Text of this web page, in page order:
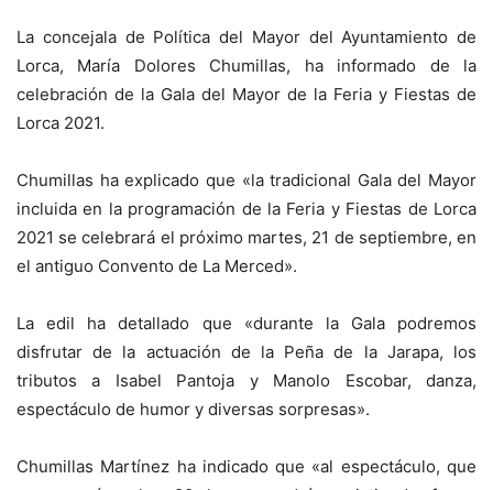
La concejala de Política del Mayor del Ayuntamiento de
Lorca, María Dolores Chumillas, ha informado de la
celebración de la Gala del Mayor de la Feria y Fiestas de
Lorca 2021.
Chumillas ha explicado que «la tradicional Gala del Mayor
incluida en la programación de la Feria y Fiestas de Lorca
2021 se celebrará el próximo martes, 21 de septiembre, en
el antiguo Convento de La Merced».
La edil ha detallado que «durante la Gala podremos
disfrutar de la actuación de la Peña de la Jarapa, los
tributos a Isabel Pantoja y Manolo Escobar, danza,
espectáculo de humor y diversas sorpresas».
Chumillas Martínez ha indicado que «al espectáculo, que